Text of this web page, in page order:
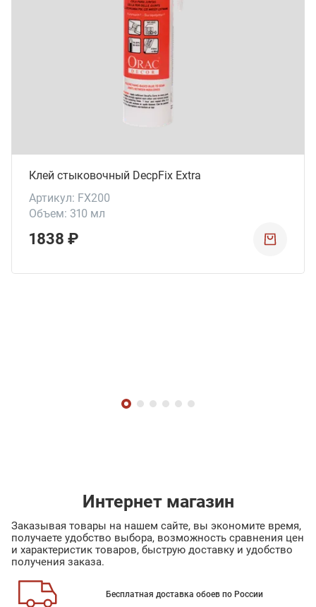
Клей стыковочный DecpFix Extra
Артикул: FX200
Объем: 310 мл
1838 ₽
Интернет магазин
Заказывая товары на нашем сайте, вы экономите время,
получаете удобство выбора, возможность сравнения цен
и характеристик товаров, быструю доставку и удобство
получения заказа.
Бесплатная доставка обоев по России